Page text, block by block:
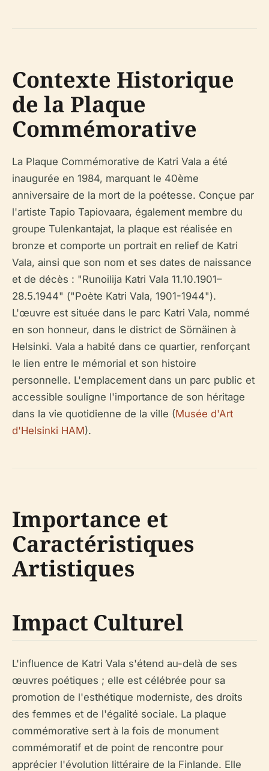
Contexte Historique
de la Plaque
Commémorative
La Plaque Commémorative de Katri Vala a été
inaugurée en 1984, marquant le 40ème
anniversaire de la mort de la poétesse. Conçue par
l'artiste Tapio Tapiovaara, également membre du
groupe Tulenkantajat, la plaque est réalisée en
bronze et comporte un portrait en relief de Katri
Vala, ainsi que son nom et ses dates de naissance
et de décès : "Runoilija Katri Vala 11.10.1901–
28.5.1944" ("Poète Katri Vala, 1901-1944").
L'œuvre est située dans le parc Katri Vala, nommé
en son honneur, dans le district de Sörnäinen à
Helsinki. Vala a habité dans ce quartier, renforçant
le lien entre le mémorial et son histoire
personnelle. L'emplacement dans un parc public et
accessible souligne l'importance de son héritage
dans la vie quotidienne de la ville (Musée d'Art
d'Helsinki HAM).
Importance et
Caractéristiques
Artistiques
Impact Culturel
L'influence de Katri Vala s'étend au-delà de ses
œuvres poétiques ; elle est célébrée pour sa
promotion de l'esthétique moderniste, des droits
des femmes et de l'égalité sociale. La plaque
commémorative sert à la fois de monument
commémoratif et de point de rencontre pour
apprécier l'évolution littéraire de la Finlande. Elle